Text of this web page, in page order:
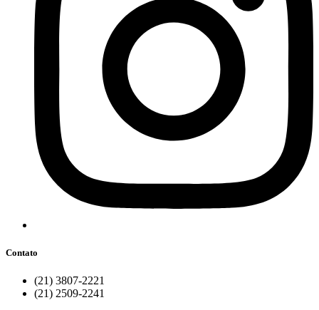
Contato
(21) 3807-2221
(21) 2509-2241